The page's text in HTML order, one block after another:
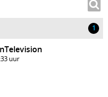
1
uur